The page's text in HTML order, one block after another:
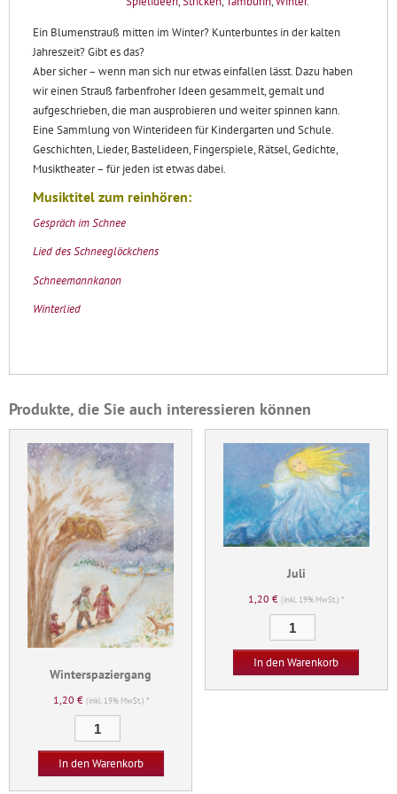
Ein Blumenstrauß mitten im Winter? Kunterbuntes in der kalten
Jahreszeit? Gibt es das?
Aber sicher – wenn man sich nur etwas einfallen lässt. Dazu haben
wir einen Strauß farbenfroher Ideen gesammelt, gemalt und
aufgeschrieben, die man ausprobieren und weiter spinnen kann.
Eine Sammlung von Winterideen für Kindergarten und Schule.
Geschichten, Lieder, Bastelideen, Fingerspiele, Rätsel, Gedichte,
Musiktheater – für jeden ist etwas dabei.
Musiktitel zum reinhören:
Gespräch im Schnee
Lied des Schneeglöckchens
Schneemannkanon
Winterlied
Produkte, die Sie auch interessieren können
Winterspaziergang
1,20 € (inkl. 19% MwSt.) *
Menge
In den Warenkorb
Juli
1,20€ (inkl. 19% MwSt.) *
Menge
In den Warenkorb